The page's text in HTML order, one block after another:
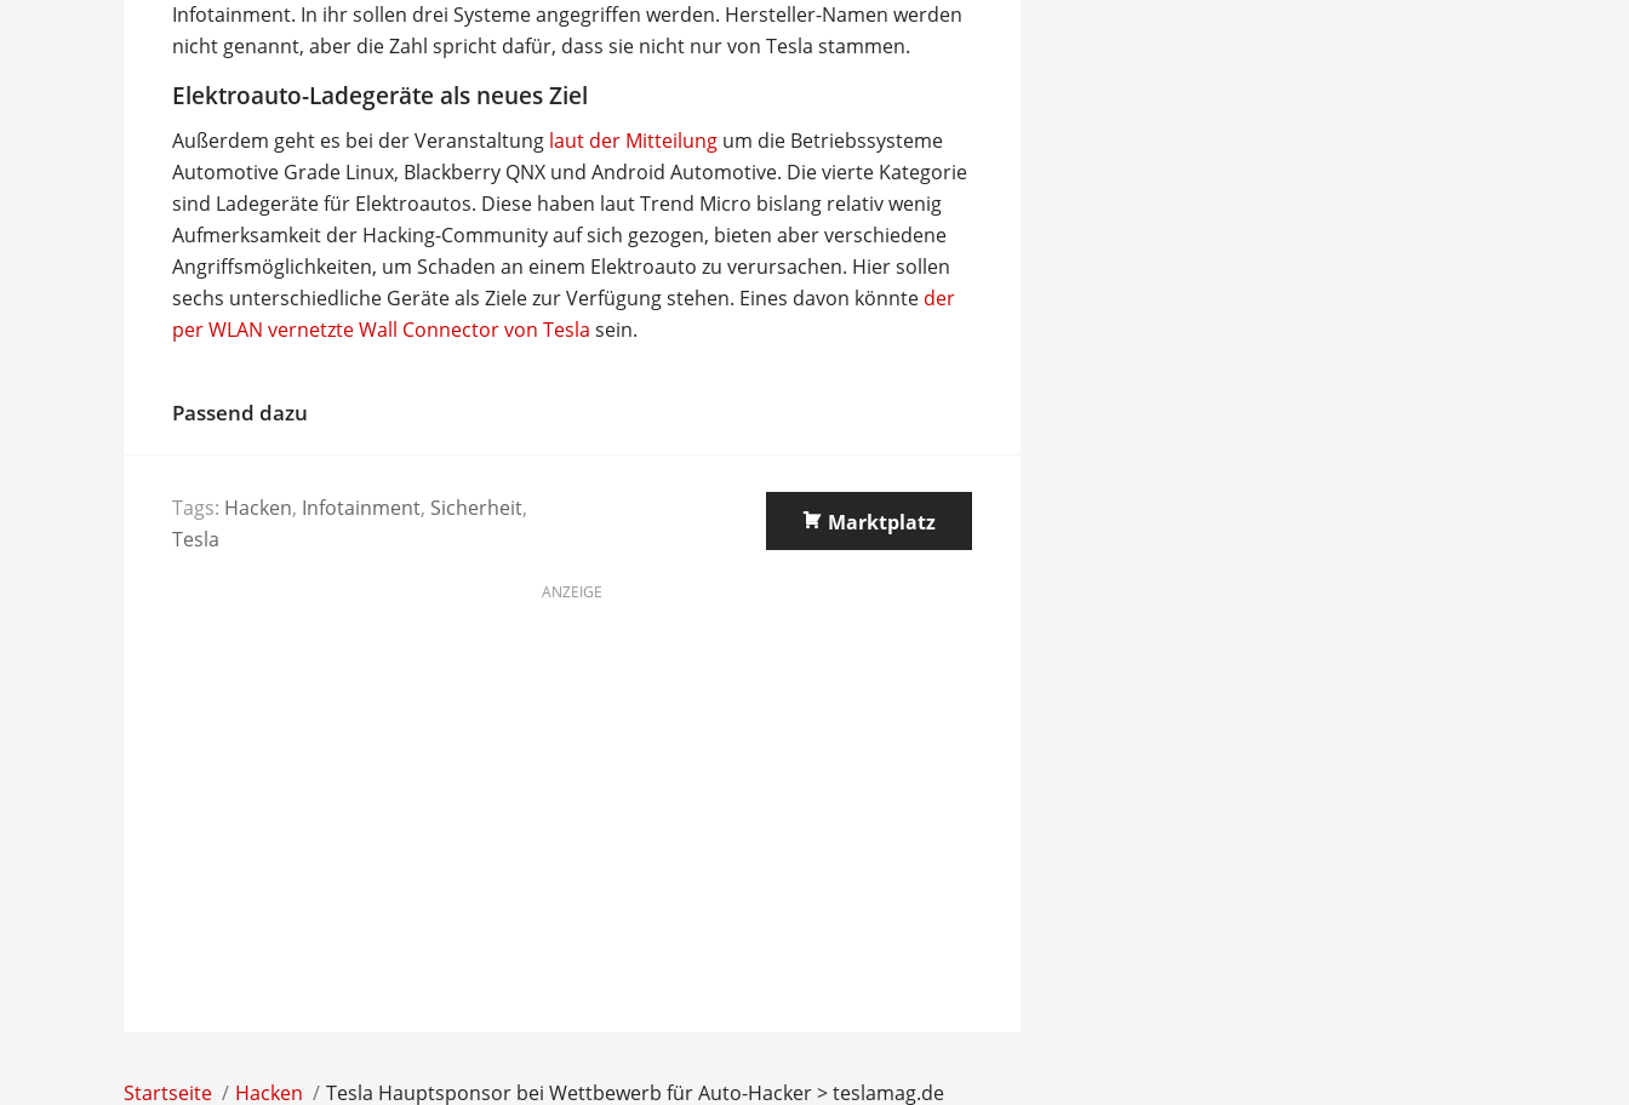
Infotainment. In ihr sollen drei Systeme angegriffen werden. Hersteller-Namen werden
nicht genannt, aber die Zahl spricht dafür, dass sie nicht nur von Tesla stammen.
Elektroauto-Ladegeräte als neues Ziel
Außerdem geht es bei der Veranstaltung laut der Mitteilung um die Betriebssysteme
Automotive Grade Linux, Blackberry QNX und Android Automotive. Die vierte Kategorie
sind Ladegeräte für Elektroautos. Diese haben laut Trend Micro bislang relativ wenig
Aufmerksamkeit der Hacking-Community auf sich gezogen, bieten aber verschiedene
Angriffsmöglichkeiten, um Schaden an einem Elektroauto zu verursachen. Hier sollen
sechs unterschiedliche Geräte als Ziele zur Verfügung stehen. Eines davon könnte der
per WLAN vernetzte Wall Connector von Tesla sein.
Passend dazu
Tags: Hacken, Infotainment, Sicherheit,
Tesla
Marktplatz
ANZEIGE
Startseite Hacken Tesla Hauptsponsor bei Wettbewerb für Auto-Hacker > teslamag.de